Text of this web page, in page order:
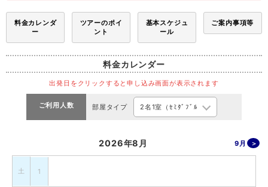
料金カレンダ
ー
ツアーのポイ
ント
基本スケジュ
ール
ご案内事項等
料金カレンダー
出発日をクリックすると申し込み画面が表示されます
ご利用人数 部屋タイプ
2026年8月 9月
土 1